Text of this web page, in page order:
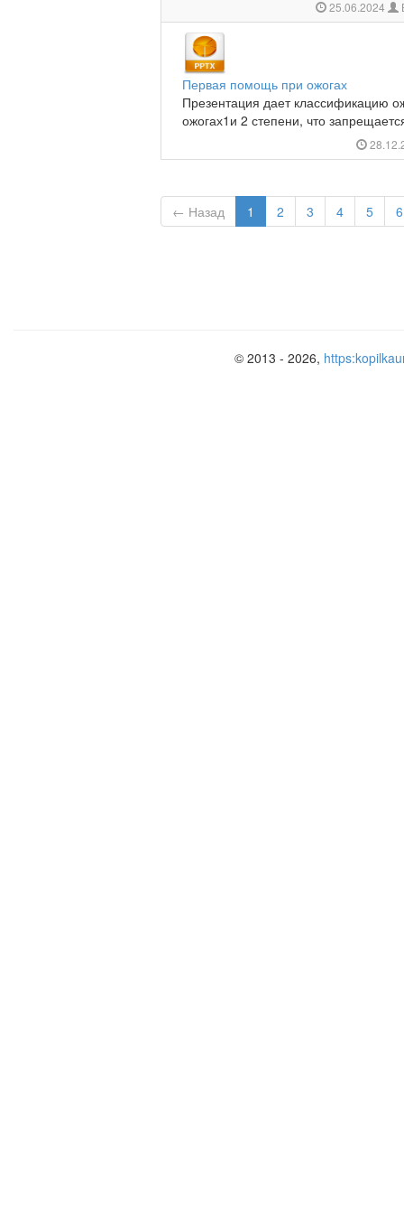
25.06.2024
Первая помощь при ожогах
Презентация дает классификацию
ожогах1и 2 степени, что
← Назад 1 2 3 4 5 6
© 2013 - 2026,